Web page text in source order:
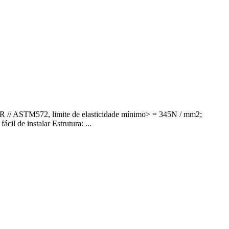
// ASTM572, limite de elasticidade mínimo> = 345N / mm2;
de instalar Estrutura: ...